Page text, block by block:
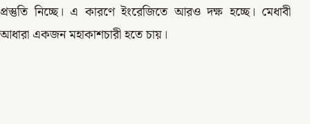
প্রস্তুতি নিচ্ছে। এ কারণে ইংরেজিতে আরও দক্ষ হচ্ছে। মেধাবী
আধারা একজন মহাকাশচারী হতে চায়।